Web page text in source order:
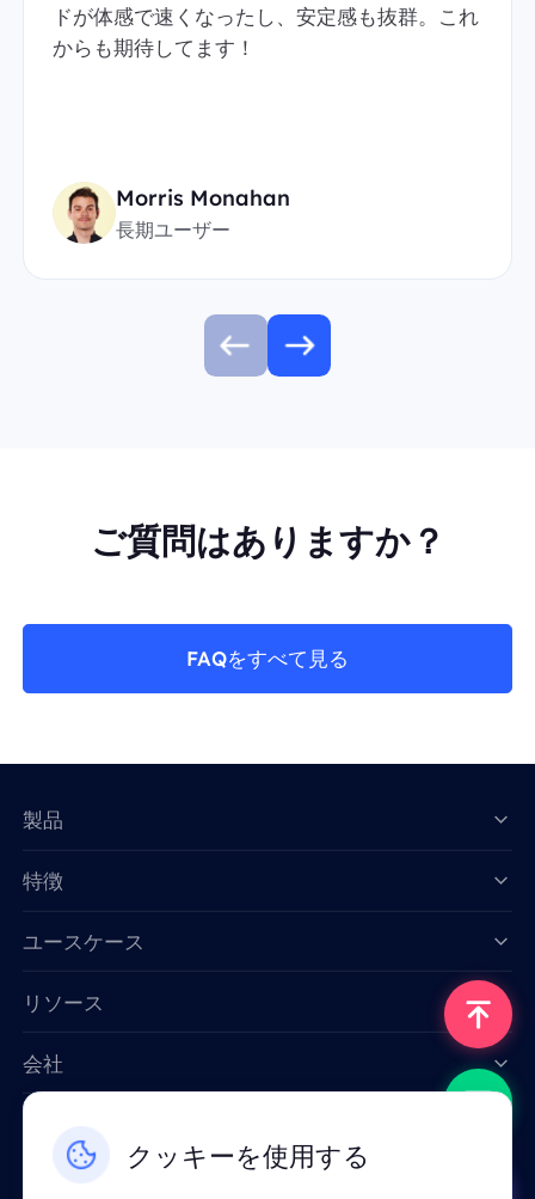
ドが体感で速くなったし、安定感も抜群。これ
からも期待してます！
Morris Monahan
長期ユーザー
ご質問はありますか？
FAQをすべて見る
クッキーを使用する
製品
特徴
ユースケース
リソース
会社
Email: support@smartproxy.org